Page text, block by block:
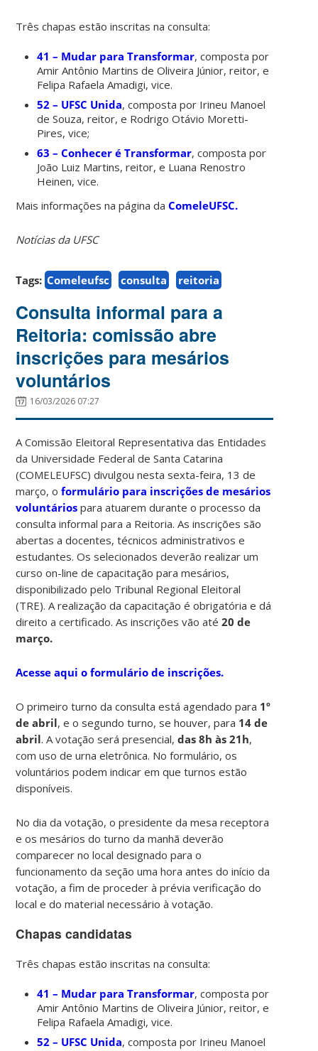
Três chapas estão inscritas na consulta:
41 – Mudar para Transformar, composta por
Amir Antônio Martins de Oliveira Júnior, reitor, e
Felipa Rafaela Amadigi, vice.
52 – UFSC Unida, composta por Irineu Manoel
de Souza, reitor, e Rodrigo Otávio Moretti-
Pires, vice;
63 – Conhecer é Transformar, composta por
João Luiz Martins, reitor, e Luana Renostro
Heinen, vice.
Mais informações na página daComeleUFSC.
Notícias da UFSC
Tags: Comeleufsc consulta reitoria
Consulta informal para a
Reitoria: comissão abre
inscrições para mesários
voluntários
16/03/2026 07:27
A Comissão Eleitoral Representativa das Entidades
da Universidade Federal de Santa Catarina
(COMELEUFSC) divulgou nesta sexta-feira, 13 de
março, oformulário para inscrições de mesários
voluntários para atuarem durante o processo da
consulta informal para a Reitoria. As inscrições são
abertas a docentes, técnicos administrativos e
estudantes. Os selecionados deverão realizar um
curso on-line de capacitação para mesários,
disponibilizado pelo Tribunal Regional Eleitoral
(TRE). A realização da capacitação é obrigatória e dá
direito a certificado. As inscrições vão até20 de
março.
Acesse aqui o formulário de inscrições.
O primeiro turno da consulta está agendado para 1º
de abril, e o segundo turno, se houver, para 14 de
abril. A votação será presencial,das 8h às 21h,
com uso de urna eletrônica. No formulário, os
voluntários podem indicar em que turnos estão
disponíveis.
No dia da votação, o presidente da mesa receptora
e os mesários do turno da manhã deverão
comparecer no local designado para o
funcionamento da seção uma hora antes do início da
votação, a fim de proceder à prévia verificação do
local e do material necessário à votação.
Chapas candidatas
Três chapas estão inscritas na consulta:
41 – Mudar para Transformar, composta por
Amir Antônio Martins de Oliveira Júnior, reitor, e
Felipa Rafaela Amadigi, vice.
52 – UFSC Unida, composta por Irineu Manoel